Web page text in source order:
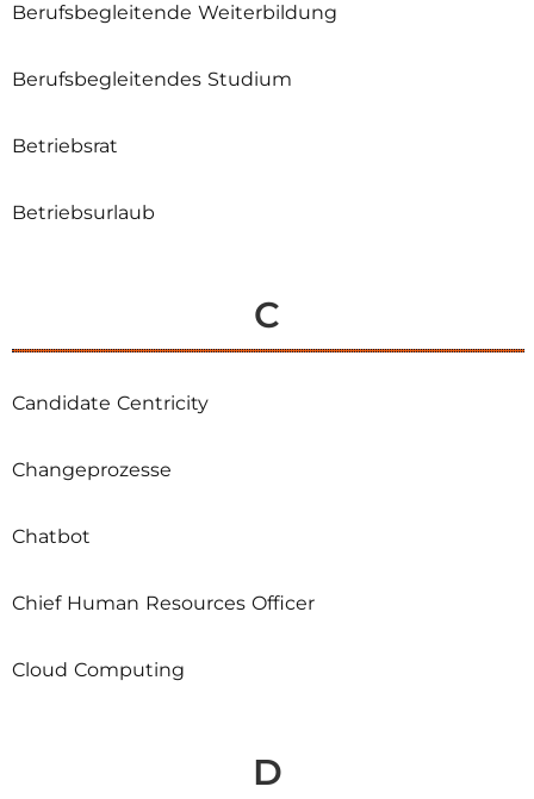
Berufsbegleitende Weiterbildung
Berufsbegleitendes Studium
Betriebsrat
Betriebsurlaub
C
Candidate Centricity
Changeprozesse
Chatbot
Chief Human Resources Officer
Cloud Computing
D